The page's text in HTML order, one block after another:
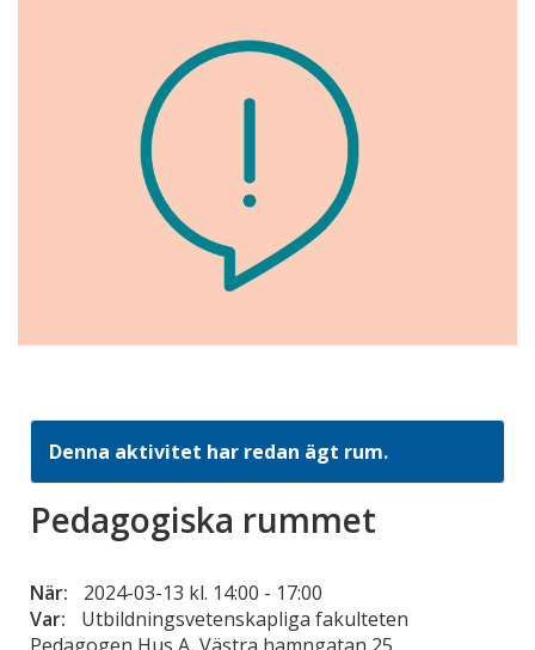
Denna aktivitet har redan ägt rum.
Pedagogiska rummet
När: 2024-03-13 kl. 14:00 - 17:00
Var:
Utbildningsvetenskapliga fakulteten
Pedagogen Hus A, Västra hamngatan 25